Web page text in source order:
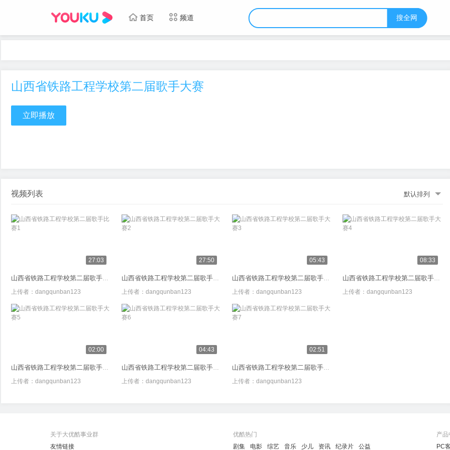
首页 频道 搜全网
山西省铁路工程学校第二届歌手大赛
立即播放
视频列表 默认排列
27:03
山西省铁路工程学校第二届歌手比赛1
上传者： dangqunban123
27:50
山西省铁路工程学校第二届歌手大赛2
上传者： dangqunban123
05:43
山西省铁路工程学校第二届歌手大赛3
上传者： dangqunban123
08:33
山西省铁路工程学校第二届歌手大赛4
上传者： dangqunban123
02:00
山西省铁路工程学校第二届歌手大赛5
上传者： dangqunban123
04:43
山西省铁路工程学校第二届歌手大赛6
上传者： dangqunban123
02:51
山西省铁路工程学校第二届歌手大赛7
上传者： dangqunban123
关于大优酷事业群
友情链接
优酷热门
剧集
电影 综艺 音乐 少儿 资讯 纪录片 公益
产品
PC